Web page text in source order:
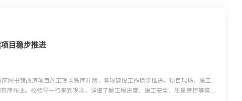
目稳步推进
图书馆改造项目施工现场秩序井然，各项建设工作稳步推进。项目现场，施工
序作业。校领导一行来到现场，详细了解工程进度、施工安全、质量管控等情